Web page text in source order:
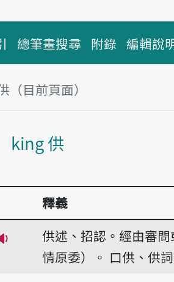
總筆畫搜尋 附錄 編輯說
（目前頁面）
king 供
釋義
播放音讀king
供述、招認。經由審
情原委）。 口供、供詞